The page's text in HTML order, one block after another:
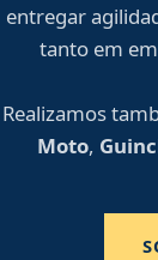
entregar
tanto em
Realizamos
Moto,